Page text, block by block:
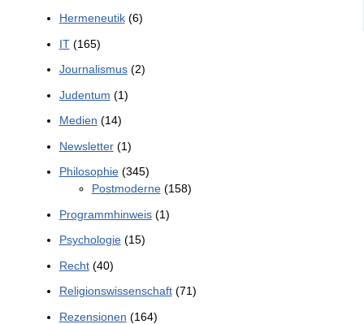
Hermeneutik(6)
IT(165)
Journalismus(2)
Judentum (1)
Medien (14)
Newsletter(1)
Philosophie(345)
Postmoderne(158)
Programmhinweis(1)
Psychologie(15)
Recht(40)
Religionswissenschaft(71)
Rezensionen (164)